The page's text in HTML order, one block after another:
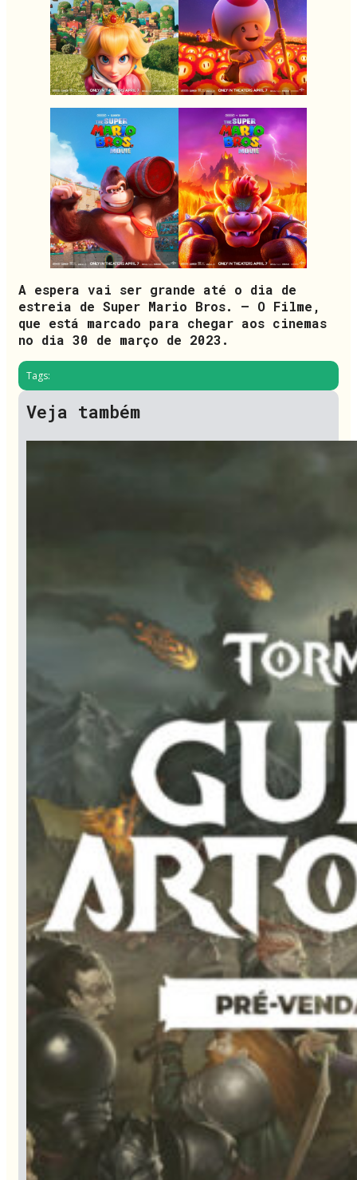
A espera vai ser grande até o dia de
estreia de Super Mario Bros. – O Filme,
que está marcado para chegar aos cinemas
no dia 30 de março de 2023.
Tags:
Veja também